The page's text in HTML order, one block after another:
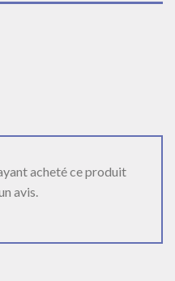
acheté ce produit
avis.